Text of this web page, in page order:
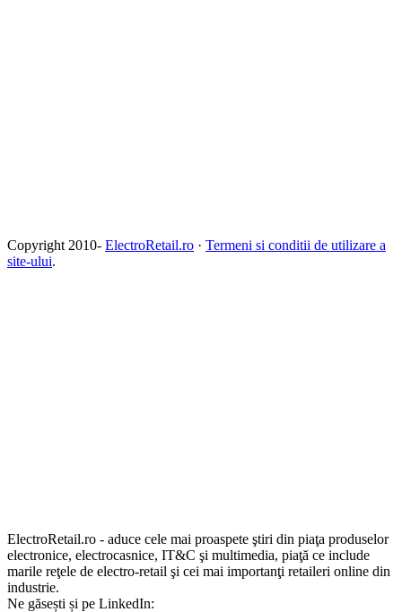
Copyright 2010- ElectroRetail.ro · Termeni si conditii de utilizare a
site-ului.
ElectroRetail.ro - aduce cele mai proaspete ştiri din piaţa produselor
electronice, electrocasnice, IT&C şi multimedia, piaţă ce include
marile reţele de electro-retail şi cei mai importanţi retaileri online din
industrie.
Ne găsești și pe LinkedIn: